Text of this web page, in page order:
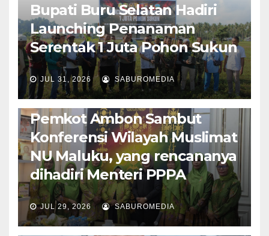
Bupati Buru Selatan Hadiri
Launching Penanaman
Serentak 1 Juta Pohon Sukun
JUL 31, 2026 SABUROMEDIA
AMBON METRO JURNALISME AKTIVIS
POLITIK & PEMERINTAHAN
Pemkot Ambon Sambut
Konferensi Wilayah Muslimat
NU Maluku, yang rencananya
dihadiri Menteri PPPA
JUL 29, 2026 SABUROMEDIA
AMBON METRO POLITIK & PEMERINTAHAN